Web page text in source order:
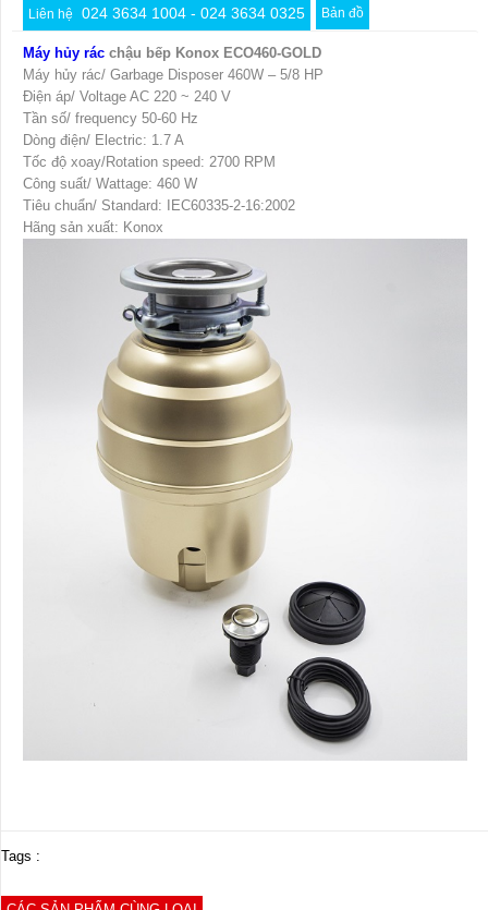
Liên hệ 024 3634 1004 - 024 3634 0325 Bản đồ
Máy hủy rác chậu bếp Konox ECO460-GOLD
Máy hủy rác/ Garbage Disposer 460W – 5/8 HP
Điện áp/ Voltage AC 220 ~ 240 V
Tần số/ frequency 50-60 Hz
Dòng điện/ Electric: 1.7 A
Tốc độ xoay/Rotation speed: 2700 RPM
Công suất/ Wattage: 460 W
Tiêu chuẩn/ Standard: IEC60335-2-16:2002
Hãng sản xuất: Konox
Tags :